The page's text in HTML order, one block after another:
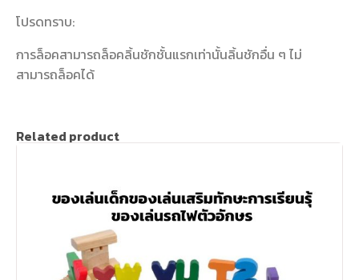
โปรดทราบ:
การล็อคสามารถล็อคลิ้นชักชั้นแรกเท่านั้นลิ้นชักอื่น ๆ ไม่
สามารถล็อคได้
Related product